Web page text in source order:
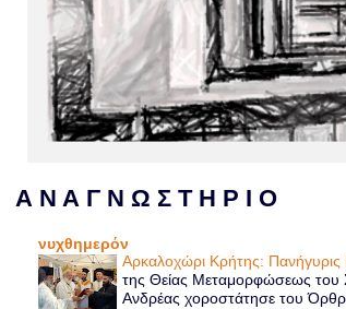
Α Ν Α Γ Ν Ω Σ Τ Η Ρ Ι Ο
νυχθημερόν
Αρκαλοχώρι Κρήτης:
της Θείας Μεταμορφώσεως του
Ανδρέας χοροστάτησε του